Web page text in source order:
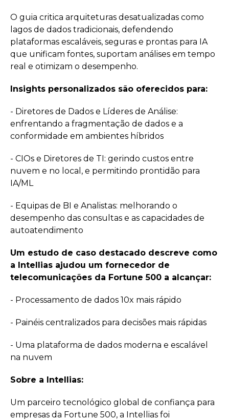
O guia critica arquiteturas desatualizadas como
lagos de dados tradicionais, defendendo
plataformas escaláveis, seguras e prontas para IA
que unificam fontes, suportam análises em tempo
real e otimizam o desempenho.
Insights personalizados são oferecidos para:
- Diretores de Dados e Líderes de Análise:
enfrentando a fragmentação de dados e a
conformidade em ambientes híbridos
- CIOs e Diretores de TI: gerindo custos entre
nuvem e no local, e permitindo prontidão para
IA/ML
- Equipas de BI e Analistas: melhorando o
desempenho das consultas e as capacidades de
autoatendimento
Um estudo de caso destacado descreve como
a Intellias ajudou um fornecedor de
telecomunicações da Fortune 500 a alcançar:
- Processamento de dados 10x mais rápido
- Painéis centralizados para decisões mais rápidas
- Uma plataforma de dados moderna e escalável
na nuvem
Sobre a Intellias:
Um parceiro tecnológico global de confiança para
empresas da Fortune 500, a Intellias foi